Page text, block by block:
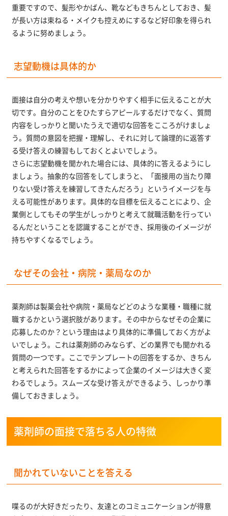
重要ですので、髪形やかばん、靴などもきちんとしておき、髪
が長い方は束ねる・メイクも控えめにするなど好印象を得られ
るように努めましょう。
志望動機は具体的か
面接は自分の考えや想いを分かりやすく相手に伝えることが大
切です。自分のことをひたすらアピールするだけでなく、質問
内容をしっかりと聞いたうえで適切な回答をこころがけましょ
う。質問の意図を把握・理解し、それに対して論理的に返答す
る受け答えの練習もしておくとよいでしょう。
さらに志望動機を聞かれた場合には、具体的に答えるようにし
ましょう。抽象的な回答をしてしまうと、「面接用の当たり障
りない受け答えを練習してきたんだろう」というイメージを与
える可能性があります。具体的な目標を伝えることにより、企
業側としてもその学生がしっかりと考えて就職活動を行ってい
るんだということを認識することができ、採用後のイメージが
持ちやすくなるでしょう。
なぜその会社・病院・薬局なのか
薬剤師は製薬会社や病院・薬局などどのような業種・職種に就
職するかという選択肢があります。その中からなぜその企業に
応募したのか？という理由はより具体的に準備しておく方がよ
いでしょう。これは薬剤師のみならず、どの業界でも聞かれる
質問の一つです。ここでテンプレートの回答をするか、きちん
と考えられた回答をするかによって企業のイメージは大きく変
わるでしょう。スムーズな受け答えができるよう、しっかり準
備しておきましょう。
薬剤師の面接で落ちる人の特徴
聞かれていないことを答える
喋るのが大好きだったり、友達とのコミュニケーションが得意